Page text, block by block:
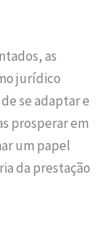
as
jurídico
se adaptar e
prosperar em
um papel
da prestação